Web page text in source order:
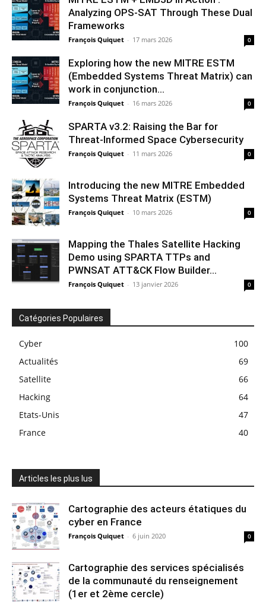
Analyzing OPS-SAT Through These Dual
Frameworks
François Quiquet - 17 mars 2026 0
Exploring how the new MITRE ESTM
(Embedded Systems Threat Matrix) can
work in conjunction...
François Quiquet - 16 mars 2026 0
SPARTA v3.2: Raising the Bar for
Threat‑Informed Space Cybersecurity
François Quiquet - 11 mars 2026 0
Introducing the new MITRE Embedded
Systems Threat Matrix (ESTM)
François Quiquet - 10 mars 2026 0
Mapping the Thales Satellite Hacking
Demo using SPARTA TTPs and
PWNSAT ATT&CK Flow Builder...
François Quiquet - 13 janvier 2026 0
Catégories Populaires
Cyber
100
Actualités
69
Satellite
66
Hacking
64
Etats-Unis
47
France
40
Articles les plus lus
Cartographie des acteurs étatiques du
cyber en France
François Quiquet - 6 juin 2020 0
Cartographie des services spécialisés
de la communauté du renseignement
(1er et 2ème cercle)